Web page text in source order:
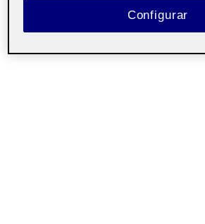
Configurar